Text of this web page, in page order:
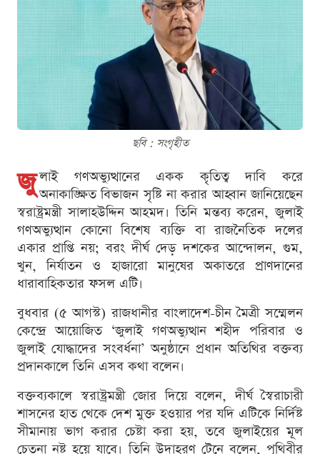
ছবি : সংগৃহীত
জু লাই গণঅভ্যুত্থানের একক কৃতিত্ব দাবি করে
অনাকাঙ্ক্ষিত বিভাজন সৃষ্টি না করার আহ্বান জানিয়েছেন
স্বরাষ্ট্রমন্ত্রী সালাহউদ্দিন আহমদ। তিনি মন্তব্য করেন, জুলাই
গণঅভ্যুত্থান কোনো বিশেষ ব্যক্তি বা রাজনৈতিক দলের
একার প্রাপ্তি নয়; বরং দীর্ঘ দেড় দশকের আন্দোলন, গুম,
খুন, নির্যাতন ও হাজারো মানুষের অকাতরে প্রাণদানের
ধারাবাহিকতার ফসল এটি।
বুধবার (৫ আগস্ট) রাজধানীর বাংলাদেশ-চীন মৈত্রী সম্মেলন
কেন্দ্রে আয়োজিত ‘জুলাই গণঅভ্যুত্থান শহীদ পরিবার ও
জুলাই যোদ্ধাদের সংবর্ধনা’ অনুষ্ঠানে প্রধান অতিথির বক্তব্য
প্রদানকালে তিনি এসব কথা বলেন।
বক্তব্যকালে স্বরাষ্ট্রমন্ত্রী জোর দিয়ে বলেন, দীর্ঘ স্বৈরাচারী
শাসনের হাত থেকে দেশ মুক্ত হওয়ার পর যদি এটিকে নির্দিষ্ট
সীমানায় ভাগ করার চেষ্টা করা হয়, তবে জুলাইয়ের মূল
চেতনা নষ্ট হয়ে যাবে। তিনি উদাহরণ টেনে বলেন, পৃথিবীর